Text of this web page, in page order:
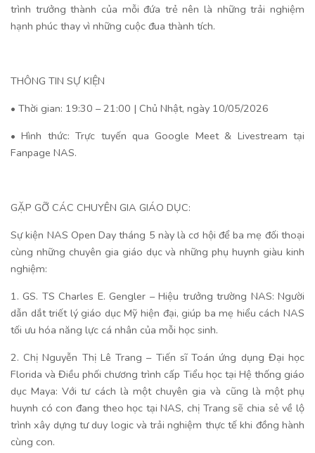
trình trưởng thành của mỗi đứa trẻ nên là những trải nghiệm
hạnh phúc thay vì những cuộc đua thành tích.
THÔNG TIN SỰ KIỆN
• Thời gian: 19:30 – 21:00 | Chủ Nhật, ngày 10/05/2026
• Hình thức: Trực tuyến qua Google Meet & Livestream tại
Fanpage NAS.
GẶP GỠ CÁC CHUYÊN GIA GIÁO DỤC:
Sự kiện NAS Open Day tháng 5 này là cơ hội để ba mẹ đối thoại
cùng những chuyên gia giáo dục và những phụ huynh giàu kinh
nghiệm:
1. GS. TS Charles E. Gengler – Hiệu trưởng trường NAS: Người
dẫn dắt triết lý giáo dục Mỹ hiện đại, giúp ba mẹ hiểu cách NAS
tối ưu hóa năng lực cá nhân của mỗi học sinh.
2. Chị Nguyễn Thị Lê Trang – Tiến sĩ Toán ứng dụng Đại học
Florida và Điều phối chương trình cấp Tiểu học tại Hệ thống giáo
dục Maya: Với tư cách là một chuyên gia và cũng là một phụ
huynh có con đang theo học tại NAS, chị Trang sẽ chia sẻ về lộ
trình xây dựng tư duy logic và trải nghiệm thực tế khi đồng hành
cùng con.